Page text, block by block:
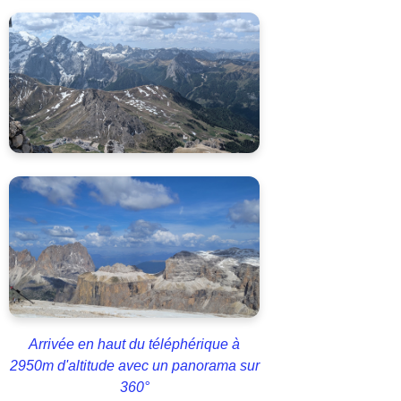
Arrivée en haut du téléphérique à
2950m d'altitude avec un panorama sur
360°